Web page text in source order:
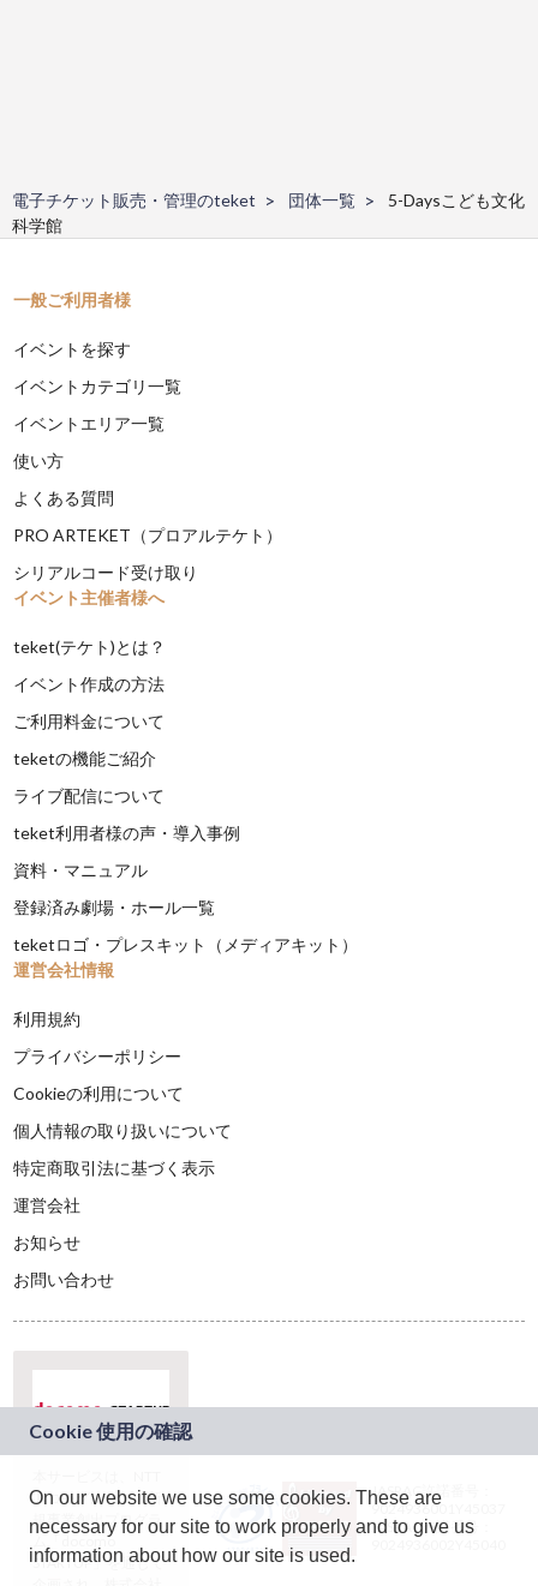
On our website we use some cookies. These are
necessary for our site to work properly and to give us
information about how our site is used.
電子チケット販売・管理のteket 団体一覧
5-Daysこども文化
科学館
一般ご利用者様
イベントを探す
イベントカテゴリ一覧
イベントエリア一覧
使い方
よくある質問
PRO ARTEKET（プロアルテケト）
シリアルコード受け取り
イベント主催者様へ
teket(テケト)とは？
イベント作成の方法
ご利用料金について
teketの機能ご紹介
ライブ配信について
teket利用者様の声・導入事例
資料・マニュアル
登録済み劇場・ホール一覧
teketロゴ・プレスキット（メディアキット）
運営会社情報
利用規約
プライバシーポリシー
Cookieの利用について
個人情報の取り扱いについて
特定商取引法に基づく表示
運営会社
お知らせ
お問い合わせ
ドコモグループの新
規事業創出プログラ
ム「docomo
STARTUP」を通じて
JASRAC許諾番号：
9024936001Y45037
JASRAC許諾番号：